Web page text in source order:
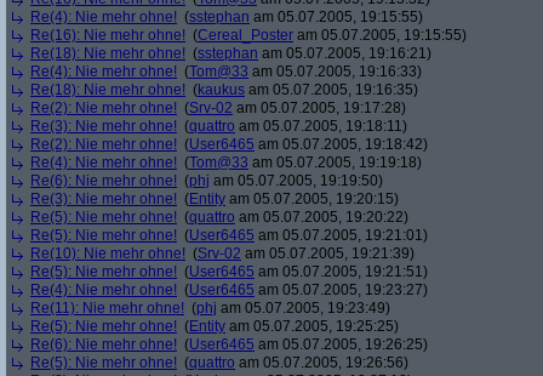
Re(4): Nie mehr ohne! (sstephan am 05.07.2005, 19:15:55)
Re(16): Nie mehr ohne! (Cereal_Poster am 05.07.2005, 19:15:55)
Re(18): Nie mehr ohne! (sstephan am 05.07.2005, 19:16:21)
Re(4): Nie mehr ohne! (Tom@33 am 05.07.2005, 19:16:33)
Re(18): Nie mehr ohne! (kaukus am 05.07.2005, 19:16:35)
Re(2): Nie mehr ohne! (Srv-02 am 05.07.2005, 19:17:28)
Re(3): Nie mehr ohne! (quattro am 05.07.2005, 19:18:11)
Re(2): Nie mehr ohne! (User6465 am 05.07.2005, 19:18:42)
Re(4): Nie mehr ohne! (Tom@33 am 05.07.2005, 19:19:18)
Re(6): Nie mehr ohne! (phj am 05.07.2005, 19:19:50)
Re(3): Nie mehr ohne! (Entity am 05.07.2005, 19:20:15)
Re(5): Nie mehr ohne! (quattro am 05.07.2005, 19:20:22)
Re(5): Nie mehr ohne! (User6465 am 05.07.2005, 19:21:01)
Re(10): Nie mehr ohne! (Srv-02 am 05.07.2005, 19:21:39)
Re(5): Nie mehr ohne! (User6465 am 05.07.2005, 19:21:51)
Re(4): Nie mehr ohne! (User6465 am 05.07.2005, 19:23:27)
Re(11): Nie mehr ohne! (phj am 05.07.2005, 19:23:49)
Re(5): Nie mehr ohne! (Entity am 05.07.2005, 19:25:25)
Re(6): Nie mehr ohne! (User6465 am 05.07.2005, 19:26:25)
Re(5): Nie mehr ohne! (quattro am 05.07.2005, 19:26:56)